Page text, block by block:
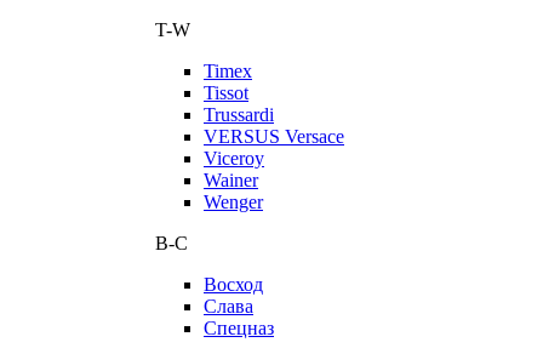
T-W
Timex
Tissot
Trussardi
VERSUS Versace
Viceroy
Wainer
Wenger
В-С
Восход
Слава
Спецназ